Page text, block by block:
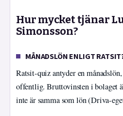
Hur mycket tjänar
Simonsson?
MÅNADSLÖN ENLIGT
Ratsit-quiz antyder en
offentlig. Bruttovinsten i bolaget
inte är samma som lön (Driva-